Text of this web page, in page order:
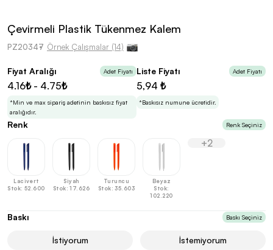
En Uygun Fiyatlarla
Teklif Al!
3 Promozone’da bulduktan sonra, uzman ekibimiz
sadece sitemiz üzerinden teklif almanı bekliyor.
Sonraki Adıma İlerle
Çevirmeli Plastik Tükenmez Kalem
PZ20347 Örnek Çalışmalar (14)
Fiyat Aralığı Adet Fiyatı
4.16₺ - 4.75₺
*Min ve max sipariş adetinin baskısız fiyat
aralığıdır.
Liste Fiyatı Adet Fiyatı
5,94 ₺
*Baskısız numune ücretidir.
Renk Renk Seçiniz
Lacivert
Stok: 52.600
Siyah
Stok: 17.626
Turuncu
Stok: 35.603
Beyaz
Stok:
102.220
+2
Baskı Baskı Seçiniz
İstiyorum İstemiyorum